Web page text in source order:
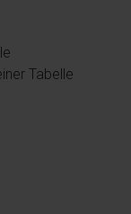
Tabelle